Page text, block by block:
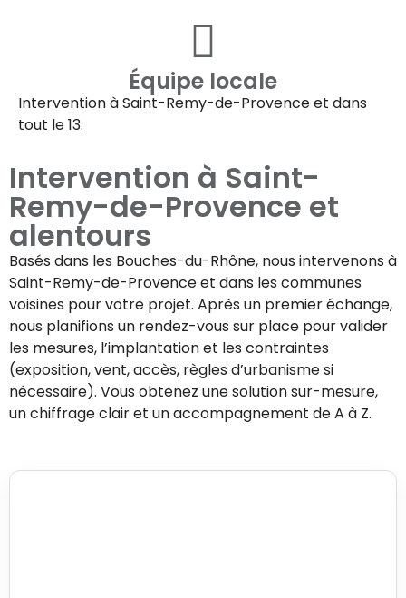
Équipe locale
Intervention àSaint-Remy-de-Provenceet dans
tout le 13.
Intervention à Saint-
Remy-de-Provence et
alentours
Basés dans les Bouches-du-Rhône, nous intervenons à
Saint-Remy-de-Provenceet dans les communes
voisines pour votre projet. Après un premier échange,
nous planifions un rendez-vous sur place pour valider
les mesures, l’implantation et les contraintes
(exposition, vent, accès, règles d’urbanisme si
nécessaire). Vous obtenez une solution sur-mesure,
un chiffrage clair et un accompagnement de A à Z.